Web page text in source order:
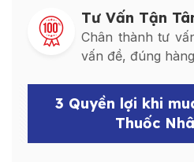
Tư Vấn Tận
Chân thành tư
vấn đề, đúng
3 Quyền lợi khi
Thuốc